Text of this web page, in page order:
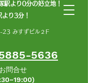
駅より0分の好立地！
り3分！
みすずビル２F
5636
お問合せ